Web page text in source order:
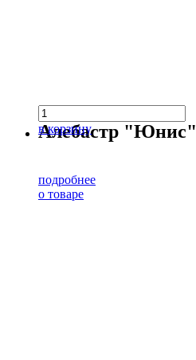
в корзину
Алебастр "Юнис"
подробнее
о товаре